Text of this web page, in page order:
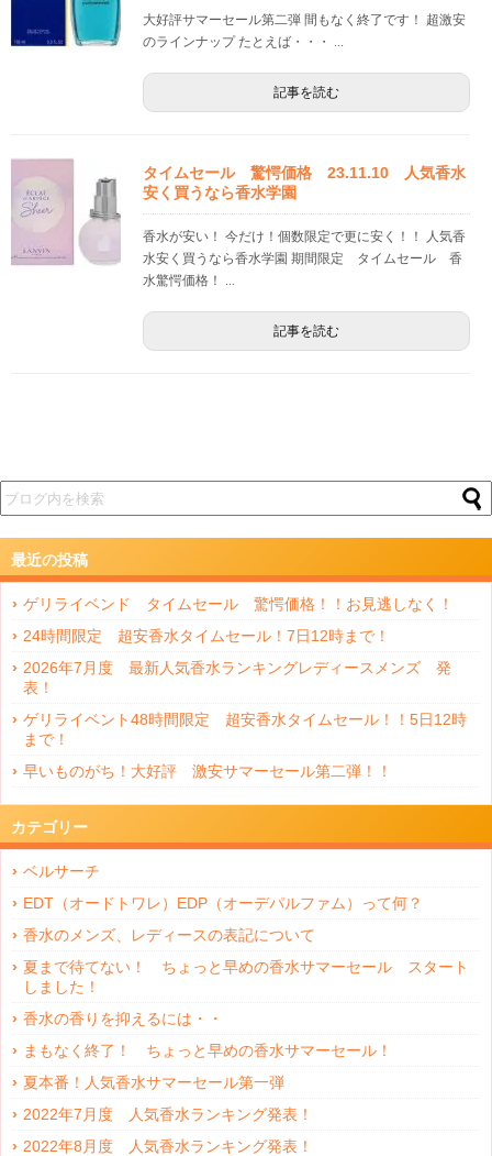
大好評サマーセール第二弾 間もなく終了です！ 超激安
のラインナップ たとえば・・・ ...
記事を読む
タイムセール 驚愕価格 23.11.10 人気香水
安く買うなら香水学園
香水が安い！ 今だけ！個数限定で更に安く！！ 人気香
水安く買うなら香水学園 期間限定 タイムセール 香
水驚愕価格！ ...
記事を読む
最近の投稿
ゲリライベンド タイムセール 驚愕価格！！お見逃しなく！
24時間限定 超安香水タイムセール！7日12時まで！
2026年7月度 最新人気香水ランキングレディースメンズ 発
表！
ゲリライベント48時間限定 超安香水タイムセール！！5日12時
まで！
早いものがち！大好評 激安サマーセール第二弾！！
カテゴリー
ベルサーチ
EDT（オードトワレ）EDP（オーデパルファム）って何？
香水のメンズ、レディースの表記について
夏まで待てない！ ちょっと早めの香水サマーセール スタート
しました！
香水の香りを抑えるには・・
まもなく終了！ ちょっと早めの香水サマーセール！
夏本番！人気香水サマーセール第一弾
2022年7月度 人気香水ランキング発表！
2022年8月度 人気香水ランキング発表！